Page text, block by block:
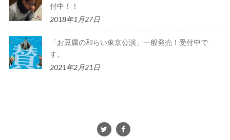
付中！！
2018年1月27日
「お豆腐の和らい東京公演」一般発売！受付中で
す。
2021年2月21日